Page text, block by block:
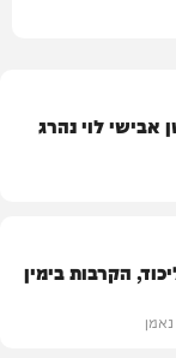
אבישי לוי נהרג
הקרבות בימין